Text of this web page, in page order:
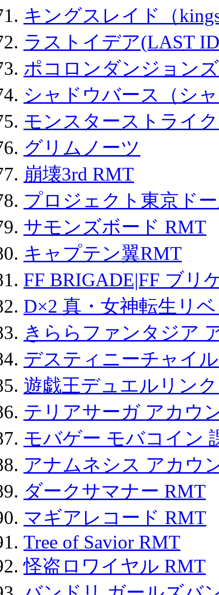
キングスレイド（
ラストイデア(LAST
ポコロンダンジョン
シャドウバース（シ
モンスターストライ
グリムノーツ
崩壊3rd RMT
プロジェクト東京ド
サモンズボード RMT
キャプテン翼RMT
FF BRIGADE|FF ブリ
D×2 真・女神転生リ
きららファンタジア
デスティニーチャイ
遊戯王デュエルリン
テリアサーガ アカウ
モバゲー モバコイン
アナムネシス アカウ
ダークサマナー RMT
マギアレコード RMT
Tree of Savior RMT
怪盗ロワイヤル RMT